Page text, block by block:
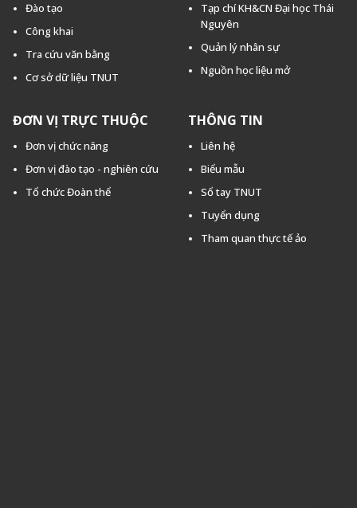
Đào tạo
Công khai
Tra cứu văn bằng
Cơ sở dữ liệu TNUT
Tạp chí KH&CN Đại học Thái
Nguyên
Quản lý nhân sự
Nguồn học liệu mở
ĐƠN VỊ TRỰC THUỘC
Đơn vị chức năng
Đơn vị đào tạo - nghiên cứu
Tổ chức Đoàn thể
THÔNG TIN
Liên hệ
Biểu mẫu
Sổ tay TNUT
Tuyển dụng
Tham quan thực tế ảo